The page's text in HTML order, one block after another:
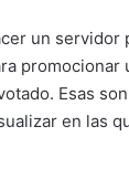
un servidor
promocionar
Esas
en las